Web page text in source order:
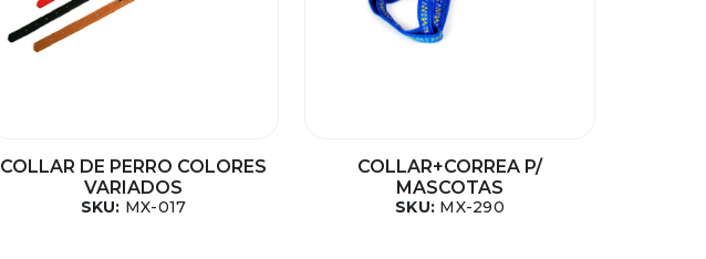
COLLAR DE PERRO COLORES
VARIADOS
SKU: MX-017
COLLAR+CORREA P/
MASCOTAS
SKU: MX-290